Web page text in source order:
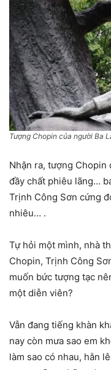
Tượng Chopin của người Ba
Nhận ra, tượng Chopin
đầy chất phiêu lãng…
Trịnh Công Sơn cứng
nhiêu… .
Tự hỏi một mình, nhà
Chopin, Trịnh Công
muốn bức tượng tạc
một diễn viên?
Vẫn đang tiếng khàn
nay còn mưa sao em
làm sao có nhau, hằn